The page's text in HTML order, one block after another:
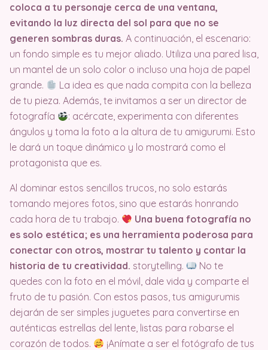
coloca a tu personaje cerca de una ventana,
evitando la luz directa del sol para que no se
generen sombras duras. A continuación, el escenario:
un fondo simple es tu mejor aliado. Utiliza una pared lisa,
un mantel de un solo color o incluso una hoja de papel
grande.
La idea es que nada compita con la belleza
de tu pieza. Además, te invitamos a ser un director de
fotografía
: acércate, experimenta con diferentes
ángulos y toma la foto a la altura de tu amigurumi. Esto
le dará un toque dinámico y lo mostrará como el
protagonista que es.
Al dominar estos sencillos trucos, no solo estarás
tomando mejores fotos, sino que estarás honrando
cada hora de tu trabajo.
Una buena fotografía no
es solo estética; es una herramienta poderosa para
conectar con otros, mostrar tu talento y contar la
historia de tu creatividad. storytelling.
No te
quedes con la foto en el móvil, dale vida y comparte el
fruto de tu pasión. Con estos pasos, tus amigurumis
dejarán de ser simples juguetes para convertirse en
auténticas estrellas del lente, listas para robarse el
corazón de todos.
¡Anímate a ser el fotógrafo de tus